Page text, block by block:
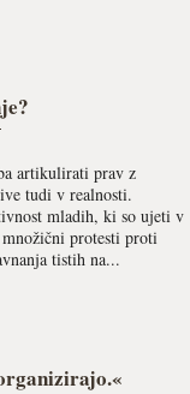
artikulirati prav z
tudi v realnosti.
mladih, ki so ujeti v
protesti proti
tistih na...